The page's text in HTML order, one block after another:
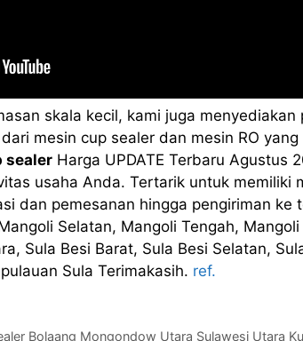
skala kecil, kami juga
mesin cup sealer dan mesin RO
sealer Harga UPDATE Terbaru Agustus
usaha Anda. Tertarik untuk memiliki
dan pemesanan hingga pengiriman ke
Selatan, Mangoli Tengah,
Sula Besi Barat, Sula Besi Selatan,
Sula Terimakasih. ref.
Bolaang Mongondow Utara Sulawesi Utara